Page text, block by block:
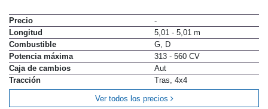
Precio
-
Longitud
5,01 - 5,01 m
Combustible
G, D
Potencia máxima
313 - 560 CV
Caja de cambios
Aut
Tracción
Tras, 4x4
Ver todos los precios